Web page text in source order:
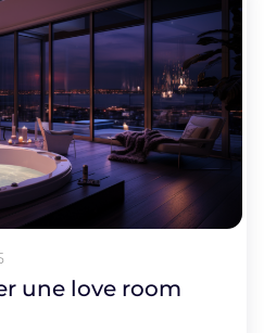
une love room